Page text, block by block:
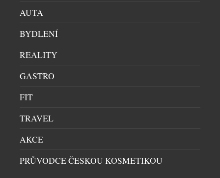
AUTA
BYDLENÍ
REALITY
GASTRO
FIT
TRAVEL
AKCE
PRŮVODCE ČESKOU KOSMETIKOU